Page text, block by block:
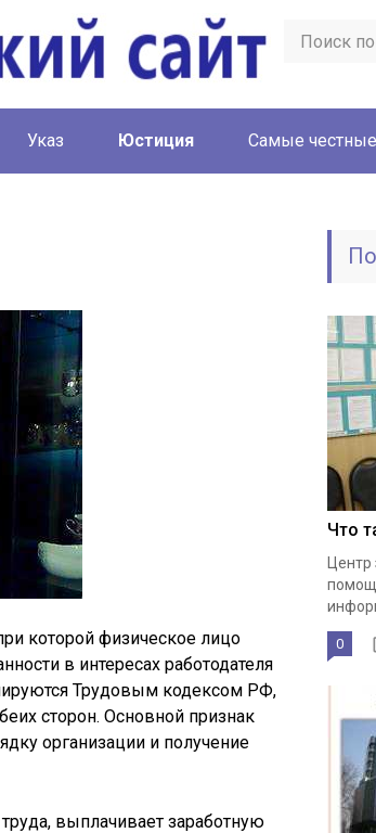
Указ Юстиция Cамые
которой физическое лицо
в интересах работодателя
Трудовым кодексом РФ,
сторон. Основной признак
организации и получение
выплачивает заработную
Что
Центр
0